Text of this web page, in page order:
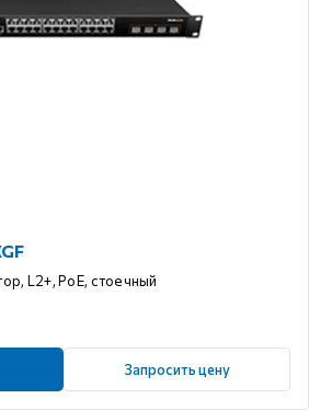
L2+, PoE, стоечный
Запросить цену